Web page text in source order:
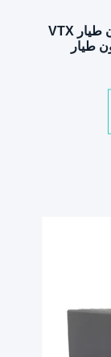
CD15Pro 2.4GHz جهاز بث فيديو بدون طيار VTX
طيار